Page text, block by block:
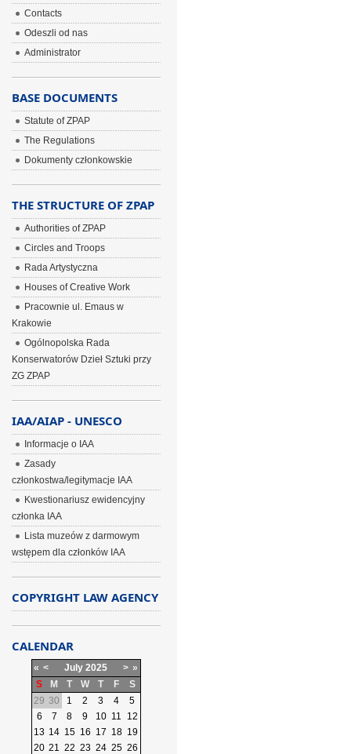
Contacts
Odeszli od nas
Administrator
BASE DOCUMENTS
Statute of ZPAP
The Regulations
Dokumenty członkowskie
THE STRUCTURE OF ZPAP
Authorities of ZPAP
Circles and Troops
Rada Artystyczna
Houses of Creative Work
Pracownie ul. Emaus w
Krakowie
Ogólnopolska Rada
Konserwatorów Dzieł Sztuki przy
ZG ZPAP
IAA/AIAP - UNESCO
Informacje o IAA
Zasady
członkostwa/legitymacje IAA
Kwestionariusz ewidencyjny
członka IAA
Lista muzeów z darmowym
wstępem dla członków IAA
COPYRIGHT LAW AGENCY
CALENDAR
« < July 2025 > »
S
M T W T F
S
29 30 1 2 3 4
5
6
7 8 9 10 11
12
13 14 15 16 17 18 19
20 21 22 23 24 25 26